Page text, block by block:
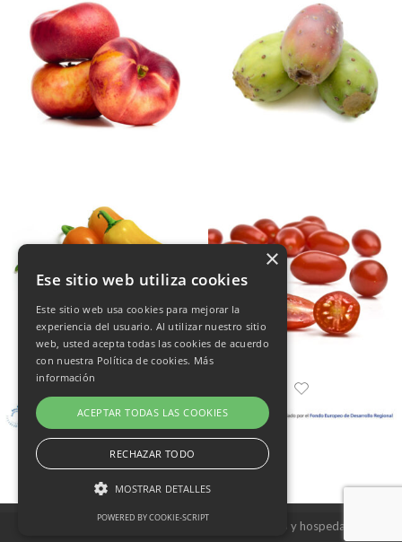
Copyright © 2026 Frutas Champi s.l. - Diseño y hospedaje
×
Ese sitio web utiliza cookies
Este sitio web usa cookies para mejorar la
experiencia del usuario. Al utilizar nuestro sitio
web, usted acepta todas las cookies de acuerdo
con nuestra Política de cookies. Más
información
ACEPTAR TODAS LAS COOKIES
RECHAZAR TODO
MOSTRAR DETALLES
POWERED BY COOKIE-SCRIPT